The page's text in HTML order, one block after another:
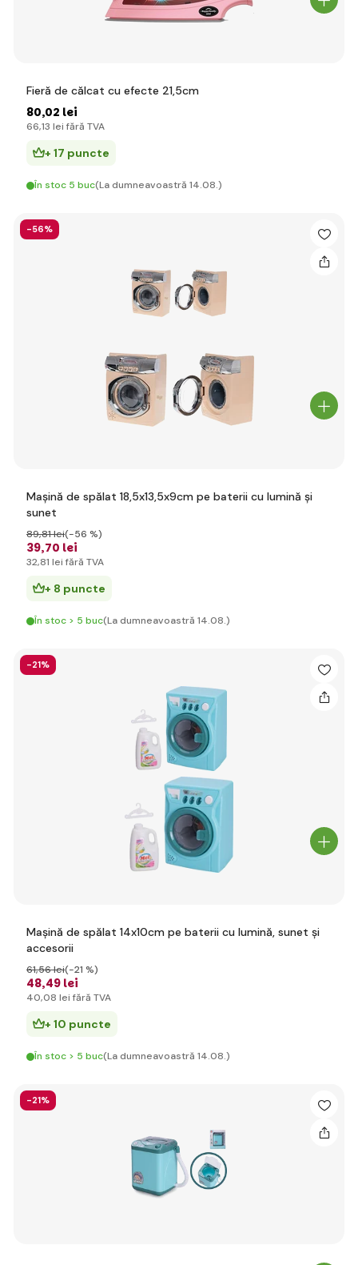
Fieră de călcat cu efecte 21,5cm
80,02 lei
66,13 lei fără TVA
+ 17 puncte
În stoc 5 buc(La dumneavoastră 14.08.)
-56%
Mașină de spălat 18,5x13,5x9cm pe baterii cu lumină și
sunet
39,70 lei
89,81 lei(-56 %)
32,81 lei fără TVA
+ 8 puncte
În stoc > 5 buc(La dumneavoastră 14.08.)
-21%
Mașină de spălat 14x10cm pe baterii cu lumină, sunet și
accesorii
48,49 lei
61,56 lei(-21 %)
40,08 lei fără TVA
+ 10 puncte
În stoc > 5 buc(La dumneavoastră 14.08.)
-21%